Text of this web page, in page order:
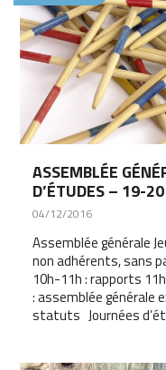
ASSEMBLÉE
D’ÉTUDES – 19-
04/12/2016
Assemblée générale
non adhérents, sans
10h-11h : rapports
: assemblée générale
statuts Journées